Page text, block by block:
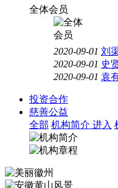
全体会员
2020-09-01 刘
2020-09-01 史
2020-09-01 袁
投资合作
慈善公益
全部 机构简介 进入